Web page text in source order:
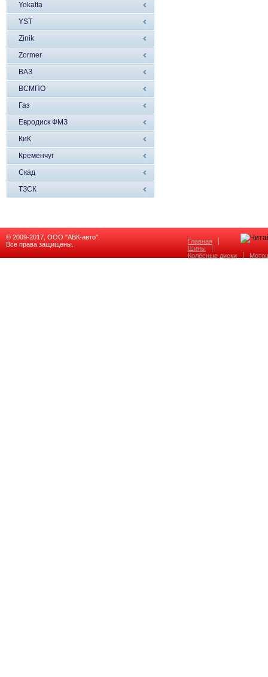
Yokatta
YST
Zinik
Zormer
ВАЗ
ВСМПО
Газ
Евродиск ФМЗ
КиК
Кременчуг
Скад
ТЗСК
© 2009-2017, ООО "АВК-авто".
Все права защищены.
Главная
Шины
Колёсные диски